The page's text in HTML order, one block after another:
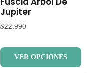
Jupiter
$22.990
VER OPCIONES